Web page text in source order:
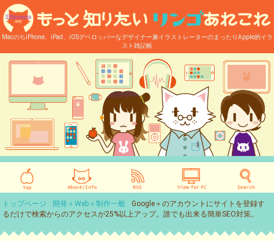
MacのちiPhone、iPad、iOSデベロッパーなデザイナー兼イラストレーターのまったりApple的イラ
スト雑記帳
トップページ 開発＋Web＋制作一般
Google＋のアカウントにサイトを登録す
るだけで検索からのアクセスが25%以上アップ。誰でも出来る簡単SEO対策。